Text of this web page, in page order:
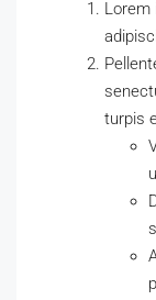
Lorem
turpis